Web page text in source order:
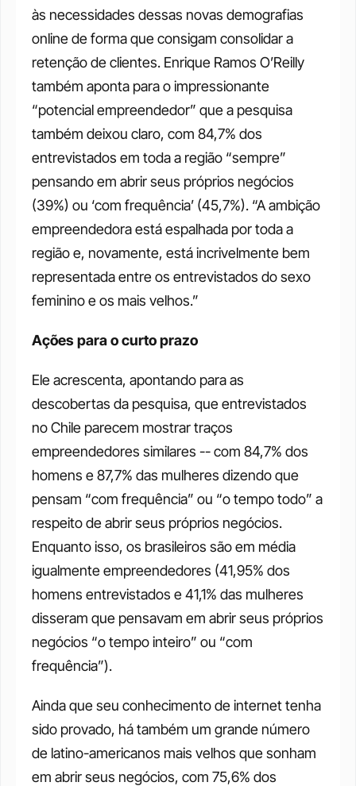
às necessidades dessas novas demografias
online de forma que consigam consolidar a
retenção de clientes. Enrique Ramos O’Reilly
também aponta para o impressionante
“potencial empreendedor” que a pesquisa
também deixou claro, com 84,7% dos
entrevistados em toda a região “sempre”
pensando em abrir seus próprios negócios
(39%) ou ‘com frequência’ (45,7%). “A ambição
empreendedora está espalhada por toda a
região e, novamente, está incrivelmente bem
representada entre os entrevistados do sexo
feminino e os mais velhos.”
Ações para o curto prazo
Ele acrescenta, apontando para as
descobertas da pesquisa, que entrevistados
no Chile parecem mostrar traços
empreendedores similares -- com 84,7% dos
homens e 87,7% das mulheres dizendo que
pensam “com frequência” ou “o tempo todo” a
respeito de abrir seus próprios negócios.
Enquanto isso, os brasileiros são em média
igualmente empreendedores (41,95% dos
homens entrevistados e 41,1% das mulheres
disseram que pensavam em abrir seus próprios
negócios “o tempo inteiro” ou “com
frequência”).
Ainda que seu conhecimento de internet tenha
sido provado, há também um grande número
de latino-americanos mais velhos que sonham
em abrir seus negócios, com 75,6% dos